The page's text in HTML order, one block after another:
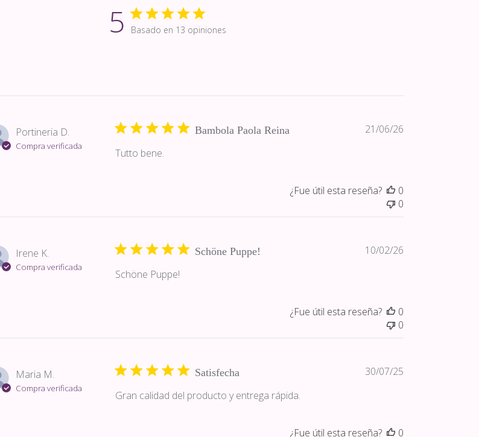
5 Basado en 13 opiniones
Portineria D.
Compra verificada
Bambola Paola Reina
Tutto bene.
Fecha
21/06/26
¿Fue útil esta reseña?
0
0
Irene K.
Compra verificada
Schöne Puppe!
Schöne Puppe!
Fecha
10/02/26
¿Fue útil esta reseña?
0
0
Maria M.
Compra verificada
Satisfecha
Gran calidad del producto y entrega rápida.
Fecha
30/07/25
¿Fue útil esta reseña?
0